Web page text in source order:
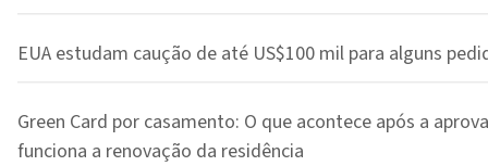
EUA estudam caução de até US$100 mil para alguns
Green Card por casamento: O que acontece após a
funciona a renovação da residência